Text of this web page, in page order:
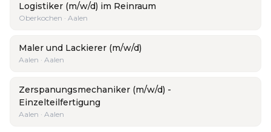
Logistiker (m/w/d) im Reinraum
Oberkochen · Aalen
Maler und Lackierer (m/w/d)
Aalen · Aalen
Zerspanungsmechaniker (m/w/d) -
Einzelteilfertigung
Aalen · Aalen